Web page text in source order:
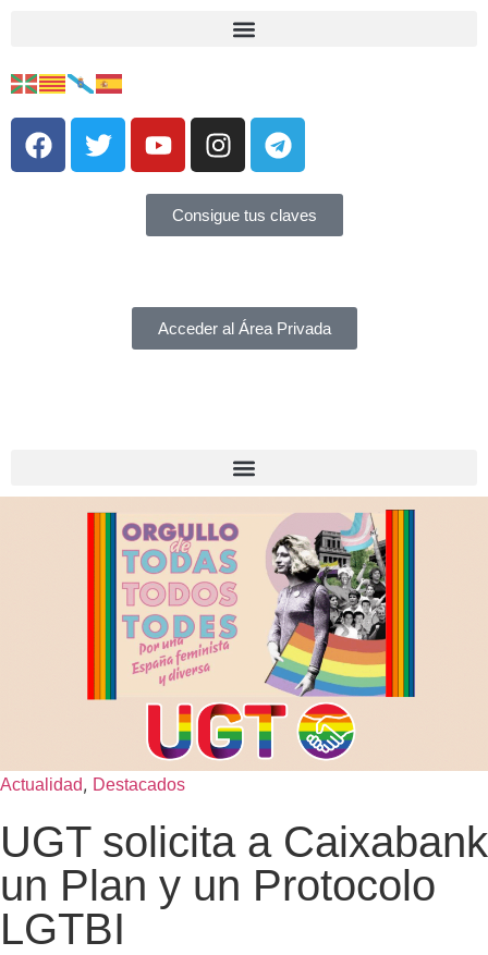
Consigue tus claves
Acceder al Área Privada
Actualidad, Destacados
UGT solicita a Caixabank
un Plan y un Protocolo
LGTBI